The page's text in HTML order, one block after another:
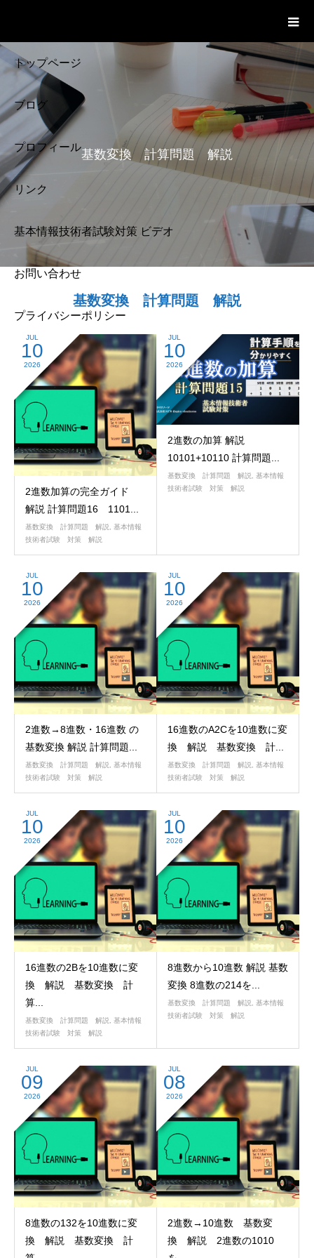
トップページ
ブログ
プロフィール
リンク
基本情報技術者試験対策 ビデオ
お問い合わせ
プライバシーポリシー
基数変換 計算問題 解説
基数変換 計算問題 解説
JUL
10
2026
2進数加算の完全ガイド
解説 計算問題16 1101...
基数変換 計算問題 解説
基本情報
技術者試験 対策 解説
JUL
10
2026
2進数の加算 解説
10101+10110 計算問題...
基数変換 計算問題 解説, 基本情報
技術者試験 対策 解説
JUL
10
2026
2進数→8進数・16進数 の
基数変換 解説 計算問題...
基数変換 計算問題 解説
基本情報
技術者試験 対策 解説
JUL
10
2026
16進数のA2Cを10進数に変
換 解説 基数変換 計...
基数変換 計算問題 解説
基本情報
技術者試験 対策 解説
JUL
10
2026
16進数の2Bを10進数に変
換 解説 基数変換 計
算...
基数変換 計算問題 解説
基本情報
技術者試験 対策 解説
JUL
10
2026
8進数から10進数 解説 基数
変換 8進数の214を...
基数変換 計算問題 解説
基本情報
技術者試験 対策 解説
JUL
09
2026
8進数の132を10進数に変
換 解説 基数変換 計
JUL
08
2026
2進数→10進数 基数変
換 解説 2進数の1010